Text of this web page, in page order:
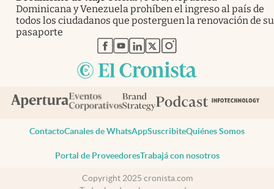
Dominicana y Venezuela prohíben el ingreso al país de
todos los ciudadanos que posterguen la renovación de su
pasaporte
abre en nueva pestaña
abre en nueva pestaña
abre en nueva pestaña
abre en nueva pestaña
abre en nueva pestaña
ContactoCanales de WhatsAppSuscribiteQuiénes Somos
Portal de ProveedoresTrabajá con nosotros
Copyright 2025 cronista.com